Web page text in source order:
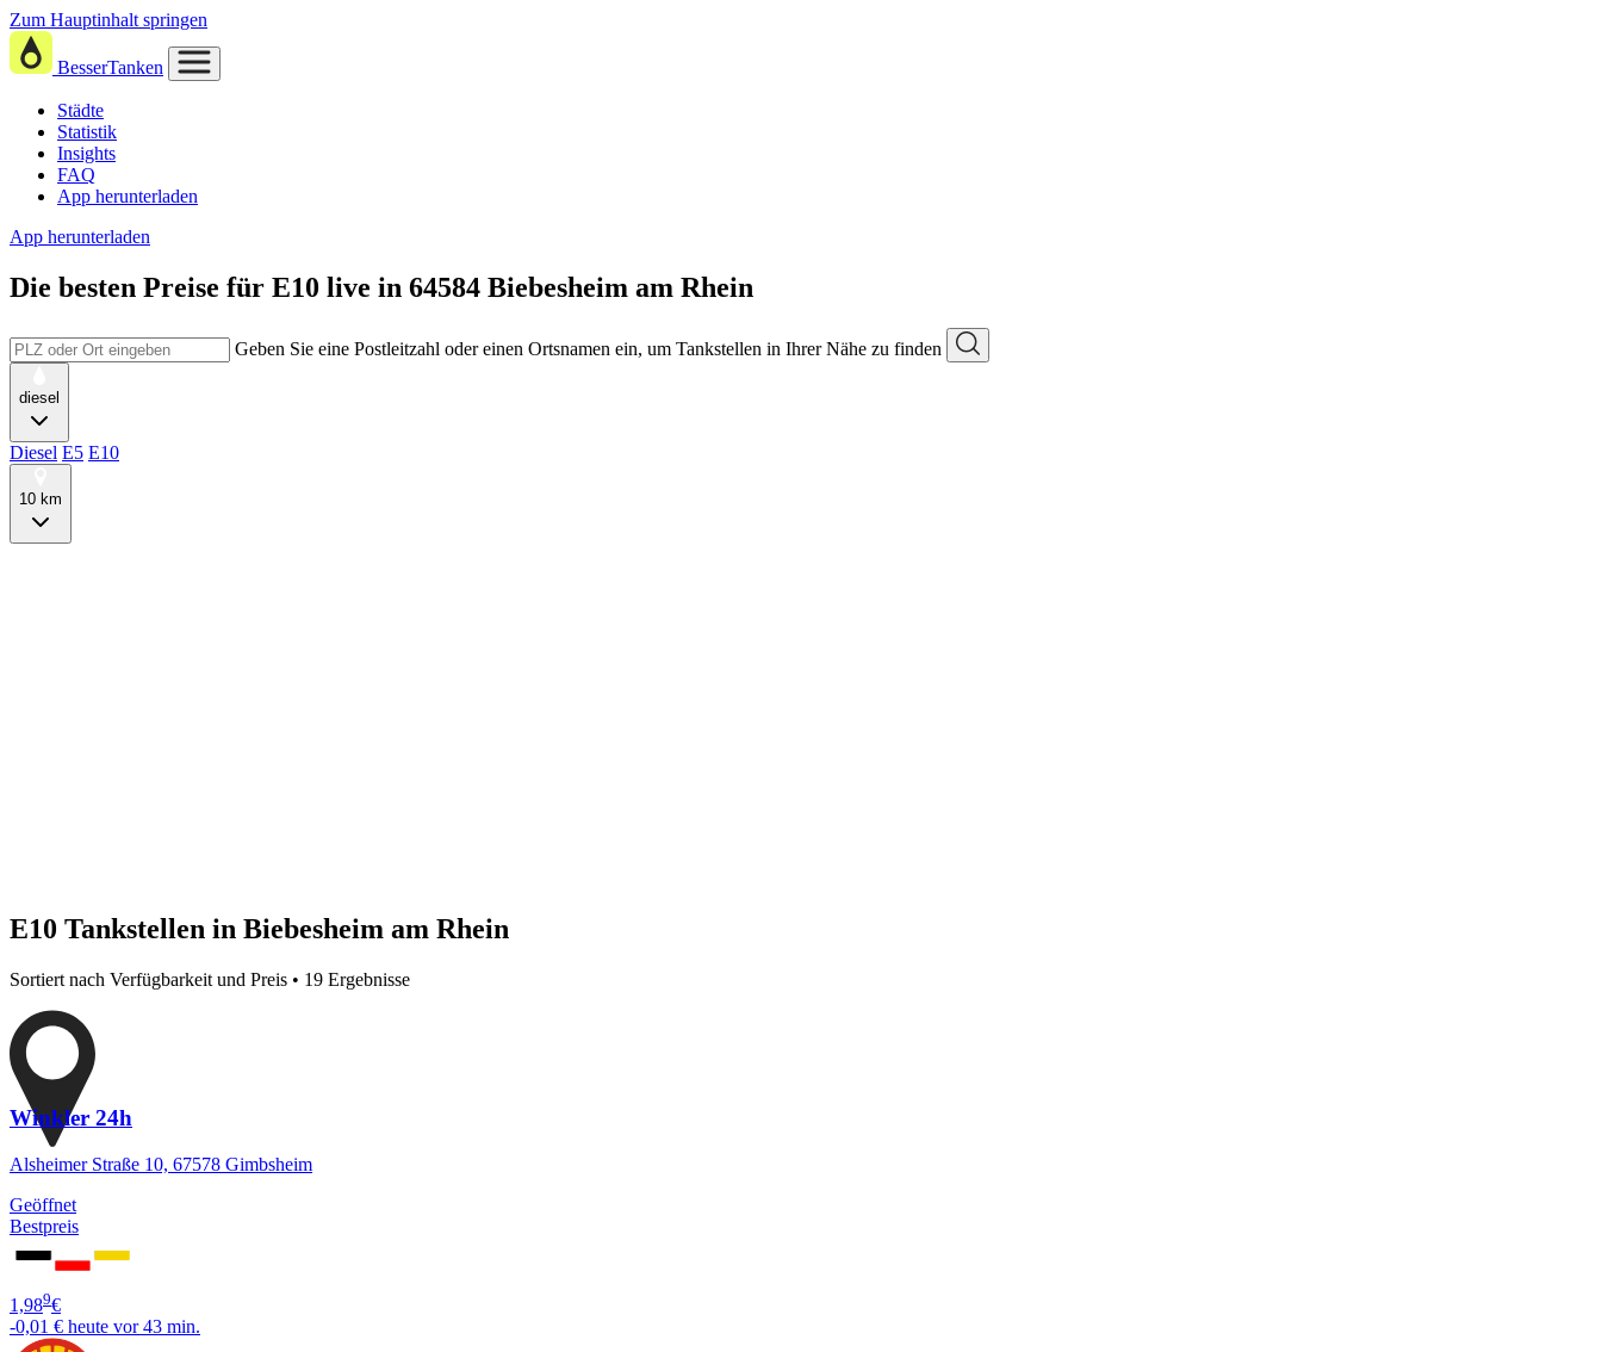
Zum Hauptinhalt springen
BesserTanken
Städte
Statistik
Insights
FAQ
App herunterladen
App herunterladen
Die besten Preise für E10 live in 64584 Biebesheim am Rhein
Geben Sie eine Postleitzahl oder einen Ortsnamen ein, um Tankstellen in Ihrer Nähe zu finden
diesel
Diesel E5 E10
10 km
E10 Tankstellen in Biebesheim am Rhein
Sortiert nach Verfügbarkeit und Preis • 19 Ergebnisse
Winkler 24h
Alsheimer Straße 10, 67578 Gimbsheim
Geöffnet
Bestpreis
1,989€
-0,01 € heute vor 43 min.